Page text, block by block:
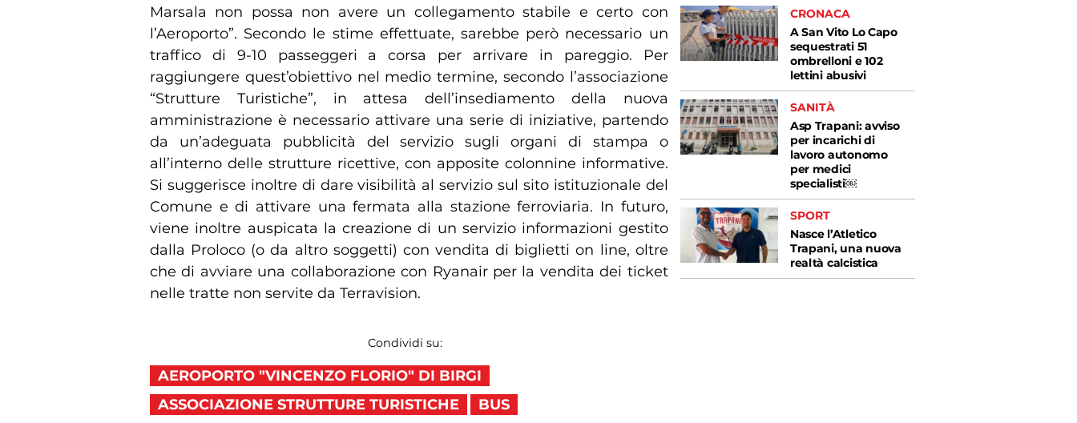
Marsala non possa non avere un collegamento stabile e certo con
l’Aeroporto”. Secondo le stime effettuate, sarebbe però necessario un
traffico di 9-10 passeggeri a corsa per arrivare in pareggio. Per
raggiungere quest’obiettivo nel medio termine, secondo l’associazione
“Strutture Turistiche”, in attesa dell’insediamento della nuova
amministrazione è necessario attivare una serie di iniziative, partendo
da un’adeguata pubblicità del servizio sugli organi di stampa o
all’interno delle strutture ricettive, con apposite colonnine informative.
Si suggerisce inoltre di dare visibilità al servizio sul sito istituzionale del
Comune e di attivare una fermata alla stazione ferroviaria. In futuro,
viene inoltre auspicata la creazione di un servizio informazioni gestito
dalla Proloco (o da altro soggetti) con vendita di biglietti on line, oltre
che di avviare una collaborazione con Ryanair per la vendita dei ticket
nelle tratte non servite da Terravision.
Condividi su:
AEROPORTO "VINCENZO FLORIO" DI BIRGI
ASSOCIAZIONE STRUTTURE TURISTICHE
BUS
CRONACA
A San Vito Lo Capo
sequestrati 51
ombrelloni e 102
lettini abusivi
SANITÀ
Asp Trapani: avviso
per incarichi di
lavoro autonomo
per medici
specialisti￼
SPORT
Nasce l’Atletico
Trapani, una nuova
realtà calcistica